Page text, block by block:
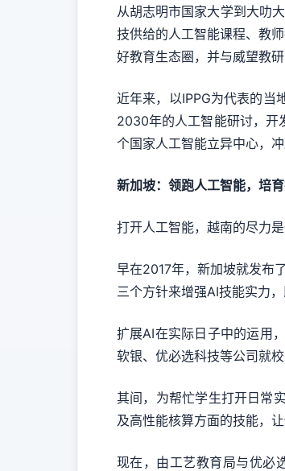
从胡志明市国家大学到大叻
技供给的人工智能课程、教
好教育生态圈，并与威望教
近年来，以IPPG为代表的当
2030年的人工智能研讨，开
个国家人工智能立异中心，
新加坡：领跑人工智能， 培育
打开人工智能，越南的尽力
早在2017年，新加坡就发布
三个方针来增强AI技能实力
扩展AI在实际日子中的运用
软银、优必选科技等公司就
其间，为帮忙学生打开日常
及高性能核算方面的技能，
现在，由工艺教育局与优必